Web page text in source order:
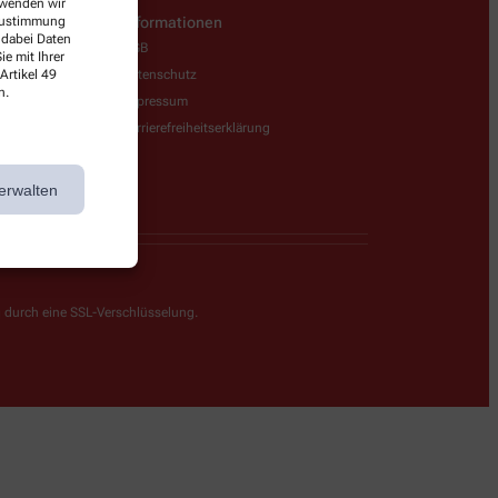
wir
Daten
mit Ihrer
49
Informationen
AGB
Datenschutz
Impressum
Barrierefreiheitserklärung
eine SSL-Verschlüsselung.